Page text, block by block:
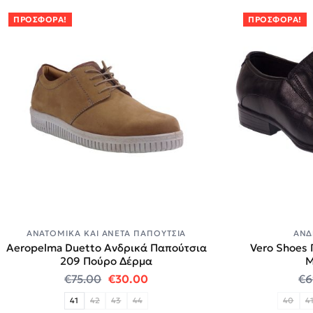
ΠΡΟΣΦΟΡΆ!
ΑΝΑΤΟΜΙΚΆ ΚΑΙ ΆΝΕΤΑ ΠΑΠΟΎΤΣΙΑ
Aeropelma Duetto Ανδρικά Παπούτσια
209 Πούρο Δέρμα
€75.00 Original price was: €75.00.
€30.00Η τρέχουσα τιμή είναι:
41 42 43 44
ΠΡΟΣΦΟΡΆ!
Vero Shoes
€
40 41